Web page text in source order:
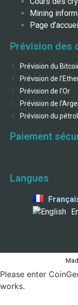
Mining
Page
Prévision des
Prévision du
Prévision de
Prévision de l'Or
Prévision de
Prévision du
Paiement
Langues
Please enter
works.